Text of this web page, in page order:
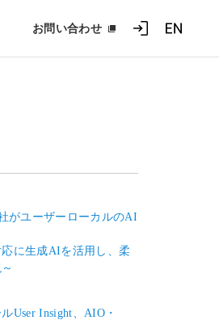
お問い合わせ ログイン
がユーザーローカルのAI
に生成AIを活用し、柔
User Insight、AIO・